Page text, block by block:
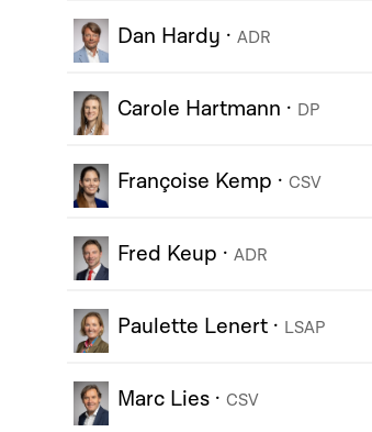
Dan Hardy · ADR
Carole Hartmann · DP
Françoise Kemp · CSV
Fred Keup · ADR
Paulette Lenert · LSAP
Marc Lies · CSV